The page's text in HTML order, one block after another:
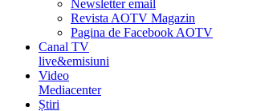
Newsletter email
Revista AOTV Magazin
Pagina de Facebook AOTV
Canal TV
live&emisiuni
Video
Mediacenter
Știri